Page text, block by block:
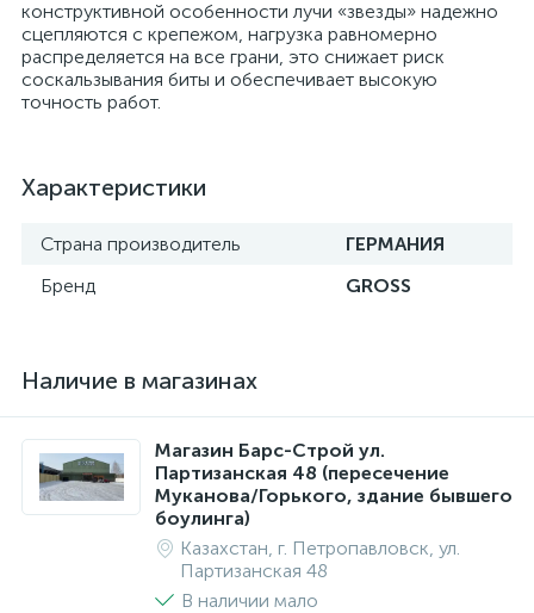
конструктивной особенности лучи «звезды» надежно
сцепляются с крепежом, нагрузка равномерно
распределяется на все грани, это снижает риск
соскальзывания биты и обеспечивает высокую
точность работ.
Характеристики
Страна производитель
ГЕРМАНИЯ
Бренд
GROSS
Наличие в магазинах
Магазин Барс-Строй ул.
Партизанская 48 (пересечение
Муканова/Горького, здание бывшего
боулинга)
Казахстан, г. Петропавловск, ул.
Партизанская 48
В наличии мало